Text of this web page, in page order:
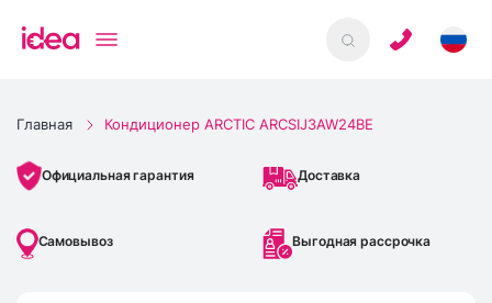
Главная Кондиционер ARCTIC ARCSIJ3AW24BE
Официальная гарантия Доставка
Самовывоз Выгодная рассрочка